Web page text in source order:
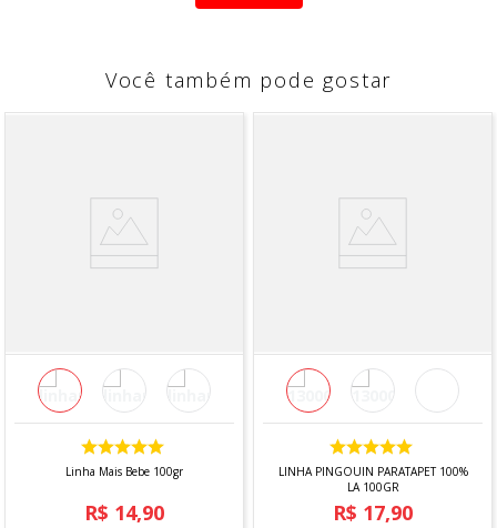
*Imagens meramente ilustrativas, as cores devem ser
utilizadas apenas como referência.
Você também pode gostar
Linha Mais Bebe 100gr
R$ 14,90
LINHA PINGOUIN PARATAPET 100%
LA 100GR
R$ 17,90